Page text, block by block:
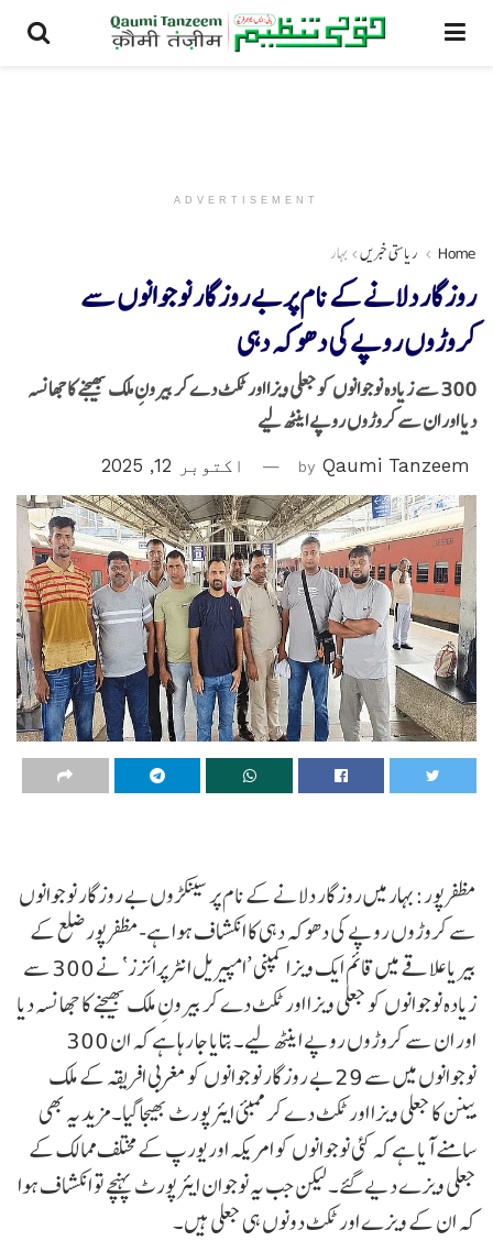
ADVERTISEMENT
Home ریاستی خبریں بہار
روزگار دلانے کے نام پر بے روزگار نوجوانوں سے
کروڑوں روپے کی دھوکہ دہی
300 سے زیادہ نوجوانوں کوجعلی ویزا اور ٹکٹ دے کر بیرونِ ملک بھیجنے کا جھانسہ
دیا اور ان سے کروڑوں روپے اینٹھ لیے
by Qaumi Tanzeem اکتوبر 12, 2025
مظفرپور:بہار میں روزگار دلانے کے نام پر سینکڑوں بے روزگار نوجوانوں
سے کروڑوں روپے کی دھوکہ دہی کا انکشاف ہوا ہے-مظفرپور ضلع کے
بیریا علاقے میں قائم ایک ویزا کمپنی ’امپیریل انٹرپرائزز‘ نے 300 سے
زیادہ نوجوانوں کو جعلی ویزا اور ٹکٹ دے کر بیرونِ ملک بھیجنے کا جھانسہ دیا
اور ان سے کروڑوں روپے اینٹھ لیے۔ بتایا جا رہا ہے کہ ان 300
نوجوانوں میں سے 29 بے روزگار نوجوانوں کو مغربی افریقہ کے ملک
بینن کا جعلی ویزا اور ٹکٹ دے کر ممبئی ایئرپورٹ بھیجا گیا۔ مزید یہ بھی
سامنے آیا ہے کہ کئی نوجوانوں کو امریکہ اور یورپ کے مختلف ممالک کے
جعلی ویزے دیے گئے۔ لیکن جب یہ نوجوان ایئرپورٹ پہنچے تو انکشاف ہوا
کہ ان کے ویزے اور ٹکٹ دونوں ہی جعلی ہیں۔